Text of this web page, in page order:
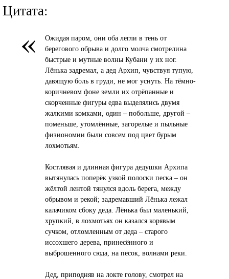
Цитата:
«
Ожидая паром, они оба легли в тень от
берегового обрыва и долго молча смотрелина
быстрые и мутные волны Кубани у их ног.
Лёнька задремал, а дед Архип, чувствуя тупую,
давящую боль в груди, не мог уснуть. На тёмно-
коричневом фоне земли их отрёпанные и
скорченные фигуры едва выделялись двумя
жалкими комками, один – побольше, другой –
поменьше, утомлённые, загорелые и пыльные
физиономии были совсем под цвет бурым
лохмотьям.
Костлявая и длинная фигура дедушки Архипа
вытянулась поперёк узкой полоски песка – он
жёлтой лентой тянулся вдоль берега, между
обрывом и рекой; задремавший Лёнька лежал
калачиком сбоку деда. Лёнька был маленький,
хрупкий, в лохмотьях он казался корявым
сучком, отломленным от деда – старого
иссохшего дерева, принесённого и
выброшенного сюда, на песок, волнами реки.
Дед, приподняв на локте голову, смотрел на